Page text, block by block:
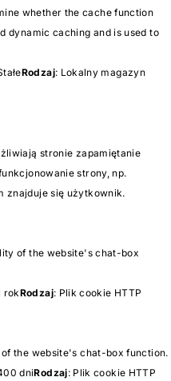
whether the cache function
dynamic caching and is used to
Rodzaj: Lokalny magazyn
stronie zapamiętanie
strony, np.
znajduje się użytkownik.
of the website's chat-box
rokRodzaj: Plik cookie HTTP
the website's chat-box function.
dniRodzaj: Plik cookie HTTP